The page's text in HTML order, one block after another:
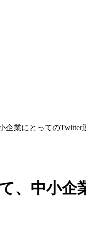
企業にとってのTwitter
、中小企